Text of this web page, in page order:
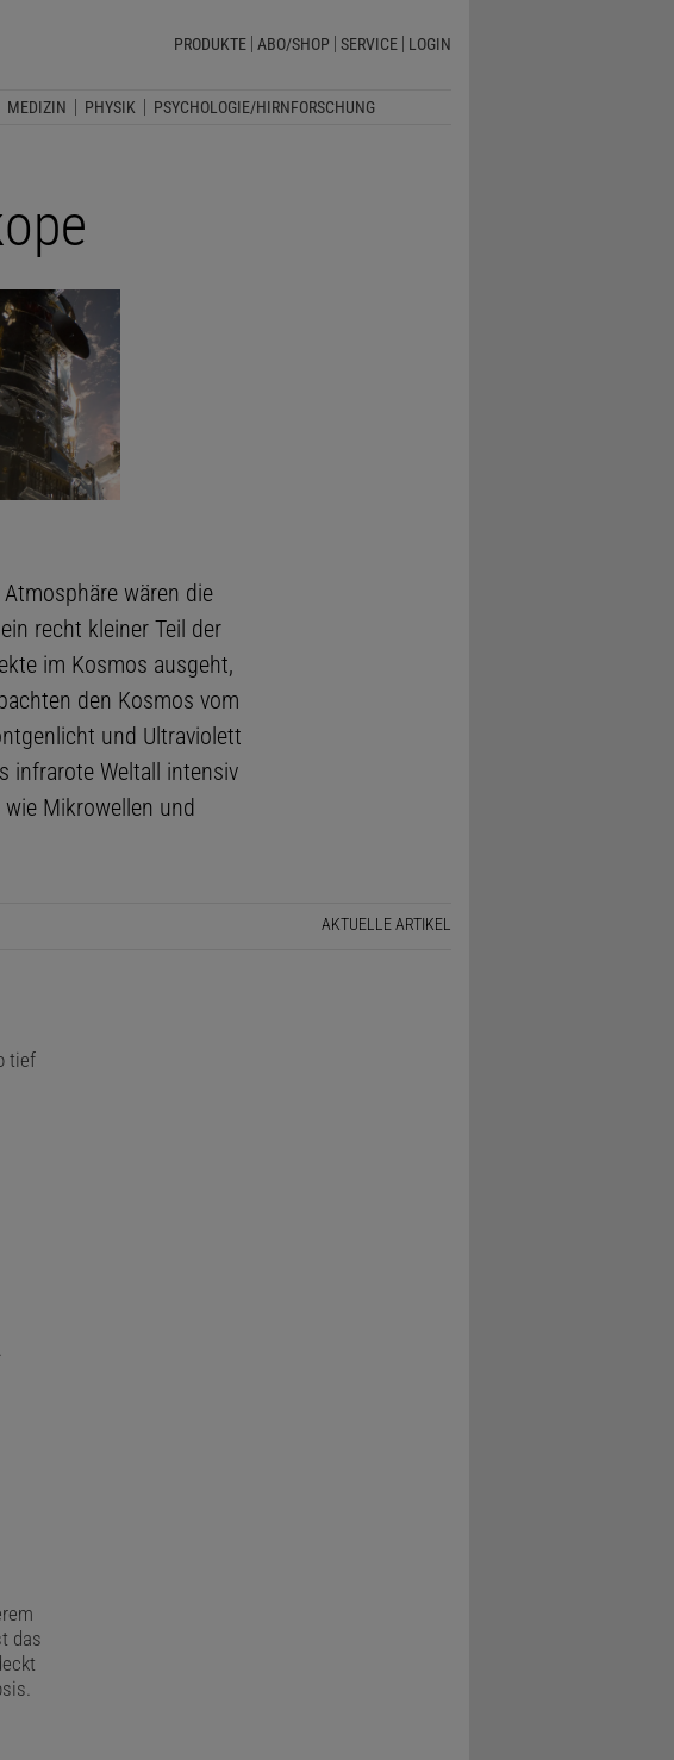
PRODUKTE ABO/SHOP SERVICE LOGIN
MEDIZIN PHYSIK PSYCHOLOGIE/HIRNFORSCHUNG
wären die
recht kleiner Teil der
im Kosmos ausgeht,
den Kosmos vom
und Ultraviolett
infrarote Weltall intensiv
Mikrowellen und
AKTUELLE ARTIKEL
tief
das